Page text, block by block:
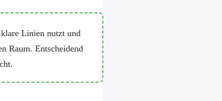
Linien nutzt und
Raum. Entscheidend